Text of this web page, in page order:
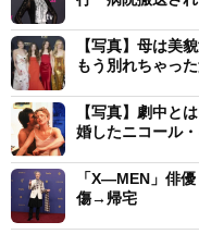
【写真】母は
もう別れちゃっ
【写真】劇中と
婚したニコール
「X―MEN」俳
傷→帰宅